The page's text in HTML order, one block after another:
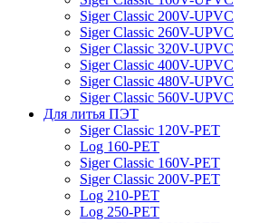
Siger Classic 200V-UPVC
Siger Classic 260V-UPVC
Siger Classic 320V-UPVC
Siger Classic 400V-UPVC
Siger Classic 480V-UPVC
Siger Classic 560V-UPVC
Для литья ПЭТ
Siger Classic 120V-PET
Log 160-PET
Siger Classic 160V-PET
Siger Classic 200V-PET
Log 210-PET
Log 250-PET